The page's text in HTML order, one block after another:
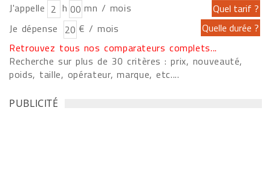
J'appelle h
mn / mois
Je dépense
€ / mois
Retrouvez tous nos comparateurs complets...
Recherche sur plus de 30 critères : prix, nouveauté,
poids, taille, opérateur, marque, etc....
PUBLICITÉ